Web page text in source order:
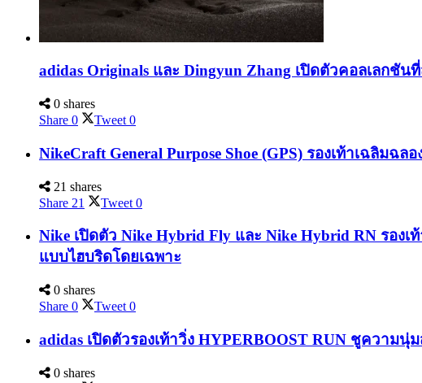
adidas Originals และ Dingyun Zhang เปิดตัวคอลเลกชั
0 shares
Share 0 Tweet 0
NikeCraft General Purpose Shoe (GPS) รองเท้าเฉลิมฉ
21 shares
Share 21 Tweet 0
Nike เปิดตัว Nike Hybrid Fly และ Nike Hybrid RN รอ
แบบไฮบริดโดยเฉพาะ
0 shares
Share 0 Tweet 0
adidas เปิดตัวรองเท้าวิ่ง HYPERBOOST RUN ชูความนุ่
0 shares